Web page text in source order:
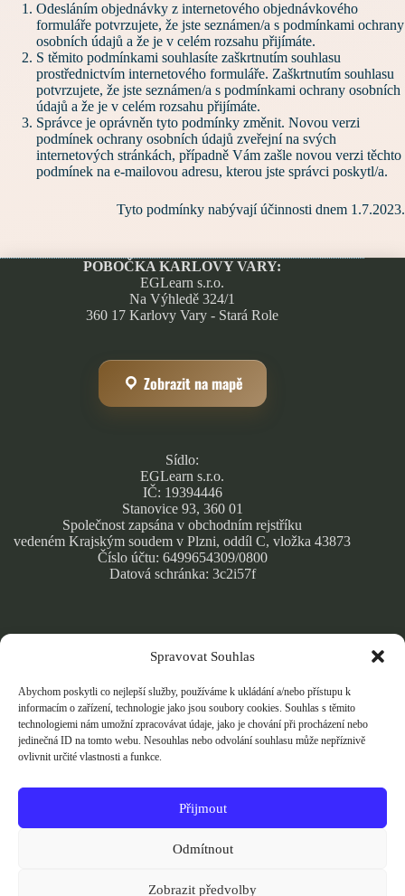
Spravovat Souhlas
Abychom poskytli co nejlepší služby, používáme k ukládání a/nebo přístupu k
informacím o zařízení, technologie jako jsou soubory cookies. Souhlas s těmito
technologiemi nám umožní zpracovávat údaje, jako je chování při procházení nebo
jedinečná ID na tomto webu. Nesouhlas nebo odvolání souhlasu může nepříznivě
ovlivnit určité vlastnosti a funkce.
Přijmout
Odmítnout
Zobrazit předvolby
Odesláním objednávky z internetového objednávkového
formuláře potvrzujete, že jste seznámen/a s podmínkami ochrany
osobních údajů a že je v celém rozsahu přijímáte.
S těmito podmínkami souhlasíte zaškrtnutím souhlasu
prostřednictvím internetového formuláře. Zaškrtnutím souhlasu
potvrzujete, že jste seznámen/a s podmínkami ochrany osobních
údajů a že je v celém rozsahu přijímáte.
Správce je oprávněn tyto podmínky změnit. Novou verzi
podmínek ochrany osobních údajů zveřejní na svých
internetových stránkách, případně Vám zašle novou verzi těchto
podmínek na e-mailovou adresu, kterou jste správci poskytl/a.
Tyto podmínky nabývají účinnosti dnem 1.7.2023.
POBOČKA KARLOVY VARY:
EGLearn s.r.o.
Na Výhledě 324/1
360 17 Karlovy Vary - Stará Role
Zobrazit na mapě
Sídlo:
EGLearn s.r.o.
IČ: 19394446
Stanovice 93, 360 01
Společnost zapsána v obchodním rejstříku
vedeném Krajským soudem v Plzni, oddíl C, vložka 43873
Číslo účtu: 6499654309/0800
Datová schránka: 3c2i57f
Zásady ochrany osobních údajů
Cookie Policy
Přijímáme bezpečné online platby kartou přes Stripe.
Vaše platební údaje jsou šifrovány a nikdy je neukládáme.